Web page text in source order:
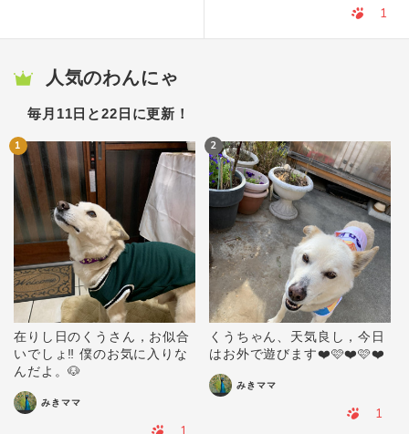
1
人気のわんにゃ
毎月11日と22日に更新！
1
在りし日のくうさん，お似合
いでしょ‼️ 僕のお気に入りな
んだよ。🐶
みきママ
2
くうちゃん、天気良し，今日
はお外で遊びます❤️🩷❤️🩷❤️
みきママ
1